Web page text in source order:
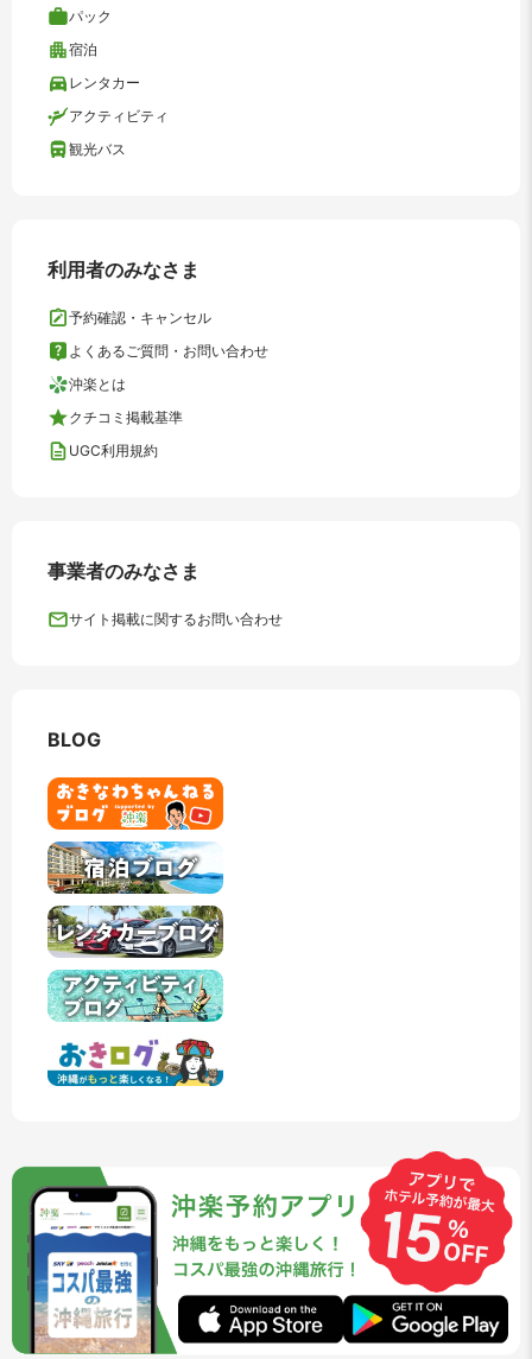
パック
宿泊
レンタカー
アクティビティ
観光バス
利用者のみなさま
予約確認・キャンセル
よくあるご質問・お問い合わせ
沖楽とは
クチコミ掲載基準
UGC利用規約
事業者のみなさま
サイト掲載に関するお問い合わせ
BLOG